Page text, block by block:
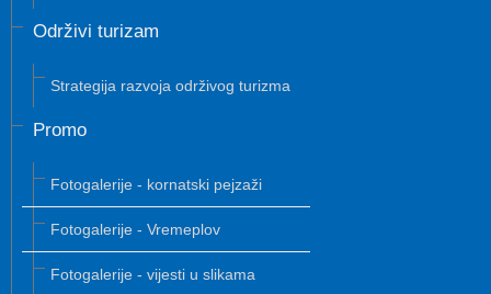
Održivi turizam
Strategija razvoja održivog turizma
Promo
Fotogalerije - kornatski pejzaži
Fotogalerije - Vremeplov
Fotogalerije - vijesti u slikama